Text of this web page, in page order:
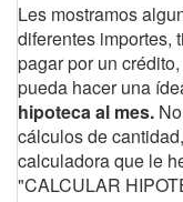
Les mostramos
diferentes importes,
pagar por un
pueda hacer una
hipoteca al mes.
cálculos de
calculadora que le
"CALCULAR